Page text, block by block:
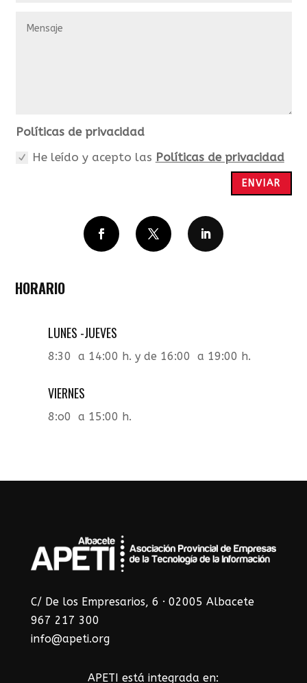
Políticas de privacidad
He leído y acepto las Políticas de privacidad
ENVIAR
HORARIO
LUNES -JUEVES
8:30 a 14:00 h. y de 16:00 a 19:00 h.
VIERNES
8:o0 a 15:00 h.
C/ De los Empresarios, 6 · 02005 Albacete
967 217 300
info@apeti.org
APETI está integrada en: